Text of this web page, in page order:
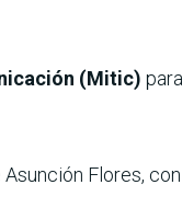
(Mitic)
Flores,